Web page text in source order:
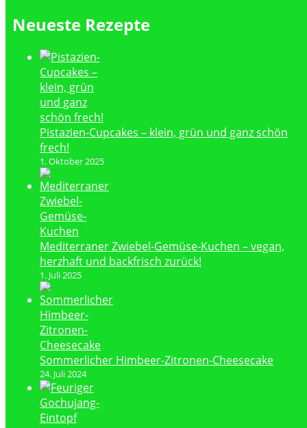
Neueste Rezepte
Pistazien-Cupcakes – klein, grün und ganz schön
frech!
1. Oktober 2025
Mediterraner Zwiebel-Gemüse-Kuchen – vegan,
herzhaft und backfrisch zurück!
1. Juli 2025
Sommerlicher Himbeer-Zitronen-Cheesecake
24. Juli 2024